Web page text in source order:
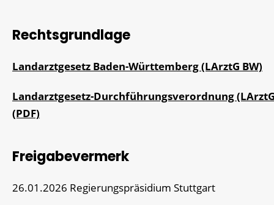
Rechtsgrundlage
Landarztgesetz Baden-Württemberg (LArztG BW)
Landarztgesetz-Durchführungsverordnung
(PDF)
Freigabevermerk
26.01.2026 Regierungspräsidium Stuttgart